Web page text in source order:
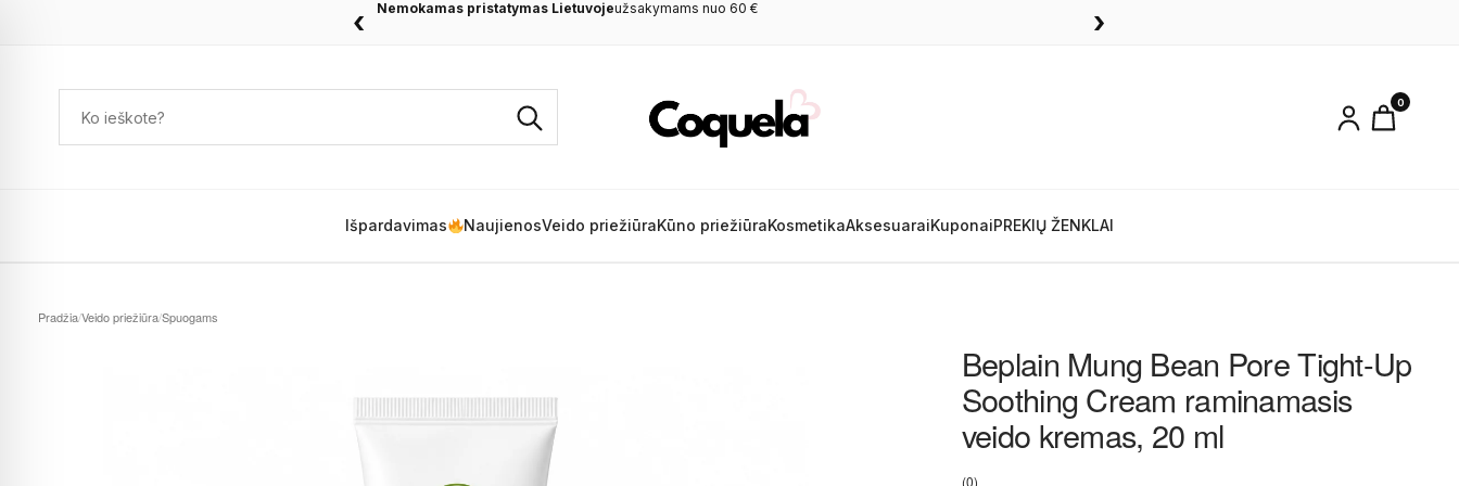
‹ Dovanos apsiperkantnuo 60 € ›
0
Išpardavimas NaujienosVeido priežiūraKūno priežiūraKosmetikaAksesuaraiKuponaiPREKIŲ ŽENKLAI
Pradžia/Veido priežiūra/Spuogams
Beplain Mung Bean Pore Tight-Up
Soothing Cream raminamasis
veido kremas, 20 ml
(0)